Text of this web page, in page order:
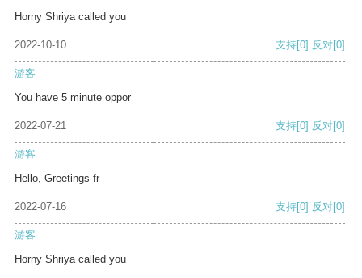
Horny Shriya called you
2022-10-10 支持[0] 反对[0]
游客
You have 5 minute oppor
2022-07-21 支持[0] 反对[0]
游客
Hello, Greetings fr
2022-07-16 支持[0] 反对[0]
游客
Horny Shriya called you